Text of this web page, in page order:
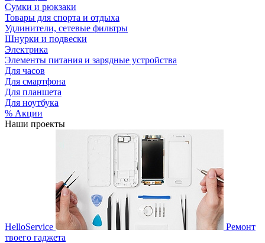
Сумки и рюкзаки
Товары для спорта и отдыха
Удлинители, сетевые фильтры
Шнурки и подвески
Электрика
Элементы питания и зарядные устройства
Для часов
Для смартфона
Для планшета
Для ноутбука
% Акции
Наши проекты
HelloService
Ремонт
твоего гаджета